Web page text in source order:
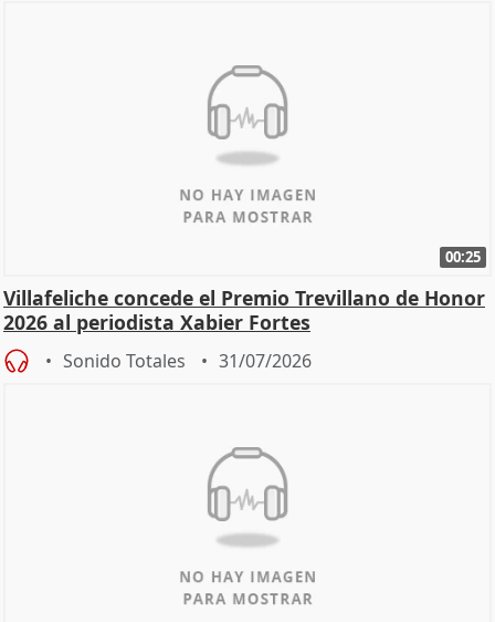
00:25
Villafeliche concede el Premio Trevillano de Honor
2026 al periodista Xabier Fortes
Sonido Totales 31/07/2026